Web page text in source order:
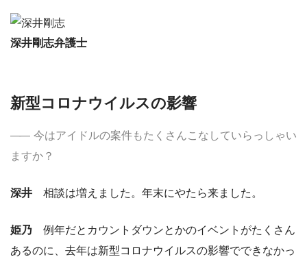
深井剛志弁護士
新型コロナウイルスの影響
今はアイドルの案件もたくさんこなしていらっしゃい
ますか？
深井 相談は増えました。年末にやたら来ました。
姫乃 例年だとカウントダウンとかのイベントがたくさん
あるのに、去年は新型コロナウイルスの影響でできなかっ